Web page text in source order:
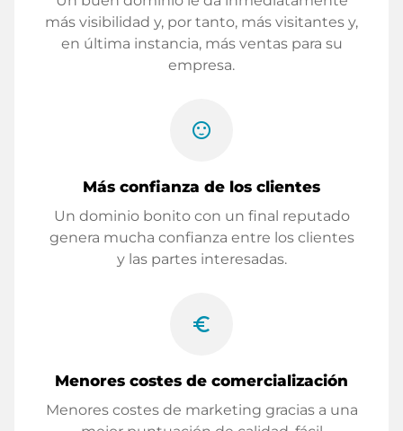
más visibilidad y, por tanto, más visitantes y,
en última instancia, más ventas para su
empresa.
sentiment_satisfied
Más confianza de los clientes
Un dominio bonito con un final reputado
genera mucha confianza entre los clientes
y las partes interesadas.
euro_symbol
Menores costes de comercialización
Menores costes de marketing gracias a una